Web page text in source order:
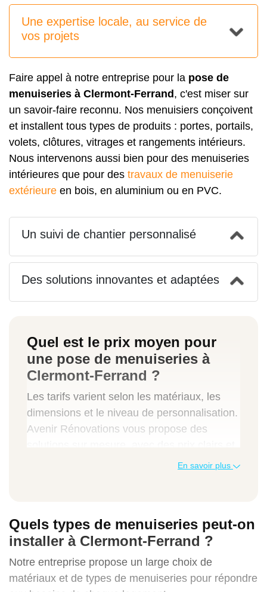
Une expertise locale, au service de
vos projets
Faire appel à notre entreprise pour la pose de
menuiseries à Clermont-Ferrand , c'est miser sur
un savoir-faire reconnu. Nos menuisiers conçoivent
et installent tous types de produits : portes, portails,
volets, clôtures, vitrages et rangements intérieurs.
Nous intervenons aussi bien pour des menuiseries
intérieures que pour des travaux de menuiserie
extérieure en bois, en aluminium ou en PVC.
Un suivi de chantier personnalisé
Des solutions innovantes et adaptées
Quel est le prix moyen pour
une pose de menuiseries à
Clermont-Ferrand ?
Les tarifs varient selon les matériaux, les
dimensions et le niveau de personnalisation.
Avenir Rénovations vous propose des
prix pour la
aperçu du budget à prévoir pour vos travaux
de pose de menuiseries à Clermont-Ferrand
(63).
Types de travaux
Prix moyen
En savoir plus
Quels types de menuiseries peut-on
installer à Clermont-Ferrand ?
Notre entreprise propose un large choix de
matériaux et de types de menuiseries pour répondre